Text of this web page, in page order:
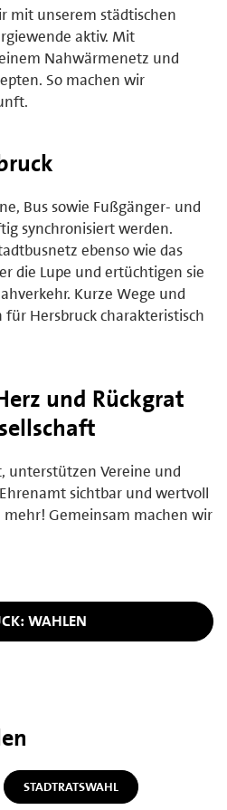
mit unserem städtischen
aktiv. Mit
Nahwärmenetz und
So machen wir
Bus sowie Fußgänger- und
synchronisiert werden.
ebenso wie das
die Lupe und ertüchtigen sie
Kurze Wege und
Hersbruck charakteristisch
und Rückgrat
unterstützen Vereine und
sichtbar und wertvoll
mehr! Gemeinsam machen wir
WAHLEN
STADTRATSWAHL